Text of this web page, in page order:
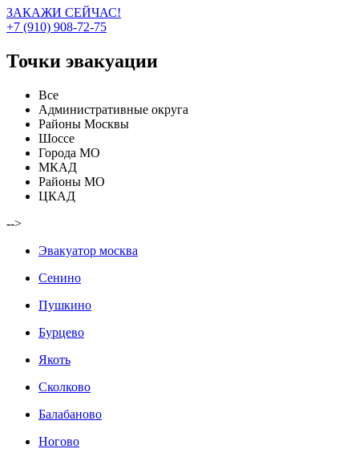
ЗАКАЖИ СЕЙЧАС!
+7 (910) 908-72-75
Точки эвакуации
Все
Административные округа
Районы Москвы
Шоссе
Города МО
МКАД
Районы МО
ЦКАД
-->
Эвакуатор москва
Сенино
Пушкино
Бурцево
Якоть
Сколково
Балабаново
Ногово